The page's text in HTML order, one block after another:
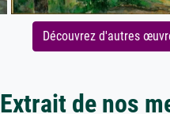
Découvrez d'autres
Extrait de nos